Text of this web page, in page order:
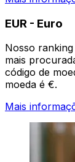
EUR - Euro
Nosso
mais
código de
moeda é €.
Mais